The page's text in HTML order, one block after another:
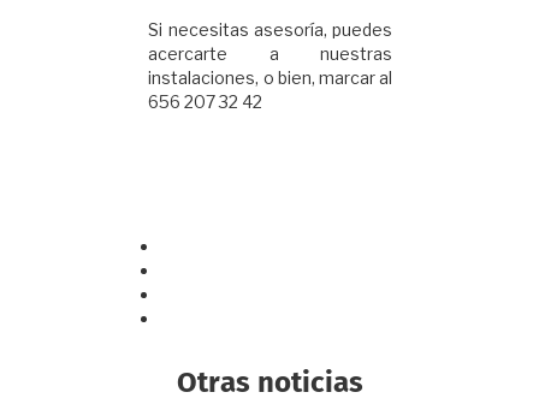
Si necesitas asesoría, puedes
acercarte a nuestras
instalaciones, o bien, marcar al
656 207 32 42
Otras noticias